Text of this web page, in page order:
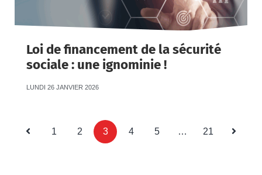
Loi de financement de la sécurité
sociale : une ignominie !
LUNDI 26 JANVIER 2026
1 2 3 4 5 … 21